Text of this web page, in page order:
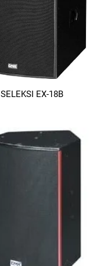
SELEKSI EX-18B